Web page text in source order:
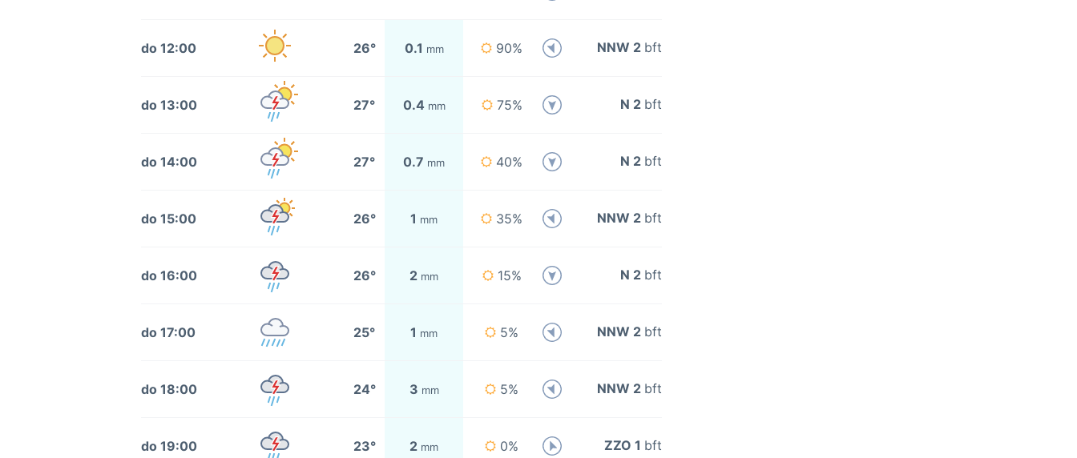
do 12:00 26° 0.1 mm 90% NNW 2 bft
do 13:00 27° 0.4 mm 75% N 2 bft
do 14:00 27° 0.7 mm 40% N 2 bft
do 15:00 26° 1 mm 35% NNW 2 bft
do 16:00 26° 2 mm 15% N 2 bft
do 17:00 25° 1 mm 5% NNW 2 bft
do 18:00 24° 3 mm 5% NNW 2 bft
do 19:00 23° 2 mm 0% ZZO 1 bft